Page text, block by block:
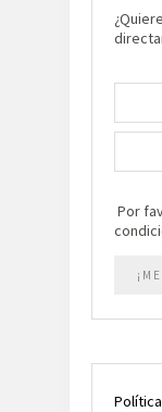
Por